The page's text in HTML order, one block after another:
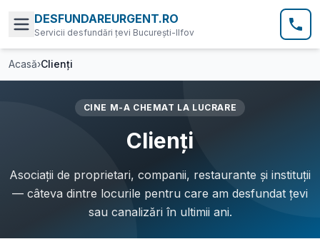
DESFUNDAREURGENT.RO
Servicii desfundări țevi București-Ilfov
Acasă›Clienți
CINE M-A CHEMAT LA LUCRARE
Clienți
Asociații de proprietari, companii, restaurante și instituții
— câteva dintre locurile pentru care am desfundat țevi
sau canalizări în ultimii ani.